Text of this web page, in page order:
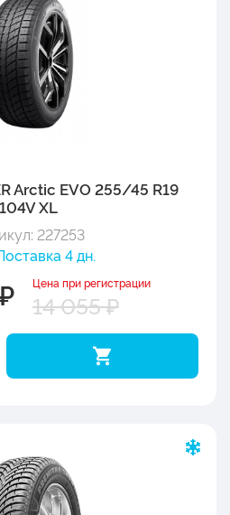
Arctic EVO 255/45 R19
104V XL
227253
4 дн.
Цена при регистрации
14 055 ₽